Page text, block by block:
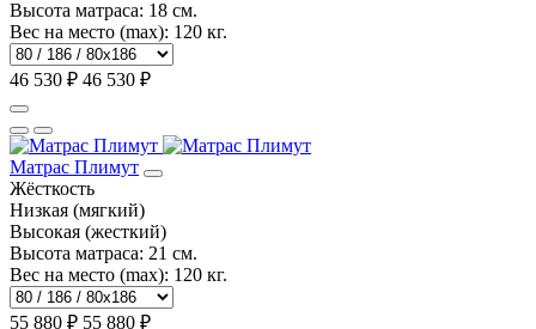
Высота матраса: 18 см.
Вес на место (max): 120 кг.
46 530 ₽ 46 530 ₽
Матрас Плимут
Жёсткость
Низкая (мягкий)
Высокая (жесткий)
Высота матраса: 21 см.
Вес на место (max): 120 кг.
55 880 ₽ 55 880 ₽